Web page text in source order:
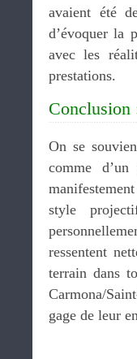
avaient été
d’évoquer la
avec les
prestations.
Conclusion
On se
comme
style
ressentent
terrain dans
Carmona/
gage de leur